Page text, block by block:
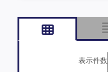
表示件数